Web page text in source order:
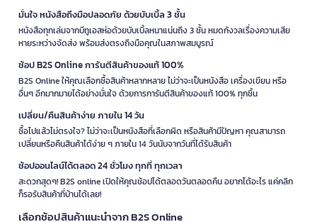
มั่นใจ หนังสือถึงมือปลอดภัย ด้วยบับเบิ้ล 3 ชั้น
หนังสือทุกเล่มจากบีทูเอสห่อด้วยบับเบิ้ลหนาแน่นถึง 3 ชั้น หมดกังวลเรื่องความเสีย
หายระหว่างจัดส่ง พร้อมส่งตรงถึงมือคุณในสภาพสมบูรณ์
ช้อป B2S Online การันตีสินค้าของแท้ 100%
B2S Online ให้คุณเลือกซื้อสินค้าหลากหลาย ไม่ว่าจะเป็นหนังสือ เครื่องเขียน หรือ
อื่นๆ อีกมากมายได้อย่างมั่นใจ ด้วยการการันตีสินค้าของแท้ 100% ทุกชิ้น
เปลี่ยน/คืนสินค้าง่าย ภายใน 14 วัน
ซื้อไปแล้วไม่ตรงใจ? ไม่ว่าจะเป็นหนังสือที่เลือกผิด หรือสินค้ามีปัญหา คุณสามารถ
เปลี่ยนหรือคืนสินค้าได้ง่าย ๆ ภายใน 14 วันนับจากวันที่ได้รับสินค้า
ช้อปออนไลน์ได้ตลอด 24 ชั่วโมง ทุกที่ ทุกเวลา
สะดวกสุดๆ! B2S online เปิดให้คุณช้อปได้ตลอดวันตลอดคืน อยากได้อะไร แค่คลิก
ก็รอรับสินค้าที่บ้านได้เลย!
เลือกช้อปสินค้าแนะนำจาก B2S Online